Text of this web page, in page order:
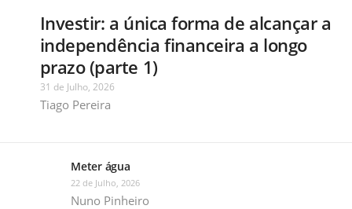
Investir: a única forma de alcançar a
independência financeira a longo
prazo (parte 1)
31 de Julho, 2026
Tiago Pereira
Meter água
22 de Julho, 2026
Nuno Pinheiro